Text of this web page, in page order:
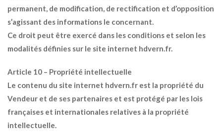
permanent, de modification, de rectification et d’opposition
s’agissant des informations le concernant.
Ce droit peut être exercé dans les conditions et selon les
modalités définies sur le site internet hdvern.fr.
Article 10 – Propriété intellectuelle
Le contenu du site internet hdvern.fr est la propriété du
Vendeur et de ses partenaires et est protégé par les lois
françaises et internationales relatives à la propriété
intellectuelle.